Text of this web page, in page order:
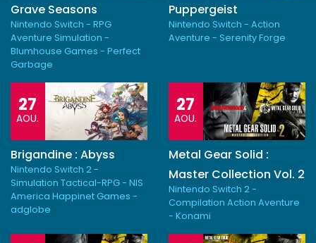
Grave Seasons
Nintendo Switch - RPG
Aventure Simulation -
Blumhouse Games - Perfect
Garbage
Puppergeist
Nintendo Switch - Action
Aventure - Serenity Forge
27
AOU.
Brigandine : Abyss
Nintendo Switch 2 -
Simulation Tactical-RPG - NIS
America Happinet Games -
adglobe
27
AOU.
Metal Gear Solid :
Master Collection Vol. 2
Nintendo Switch 2 -
Compilation Action Aventure
- Konami